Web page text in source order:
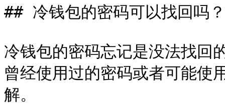
## 冷钱包的密码可以找回吗？
冷钱包的密码忘记是没法找回
曾经使用过的密码或者可能使
解。